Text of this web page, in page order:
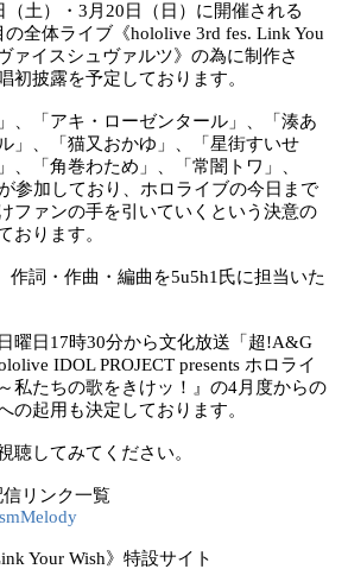
（土）・3月20日（日）に開催される
の全体ライブ《hololive 3rd fes. Link You
ァイスシュヴァルツ》の為に制作さ
初披露を予定しております。
、「アキ・ローゼンタール」、「湊あ
」、「猫又おかゆ」、「星街すいせ
、「角巻わため」、「常闇トワ」、
参加しており、ホロライブの今日まで
ファンの手を引いていくという決意の
おります。
作詞・作曲・編曲を5u5h1氏に担当いた
曜日17時30分から文化放送「超!A&G
IDOL PROJECT presents ホロライ
私たちの歌をきけッ！』の4月度からの
の起用も決定しております。
聴してみてください。
リンク一覧
Your Wish》特設サイト